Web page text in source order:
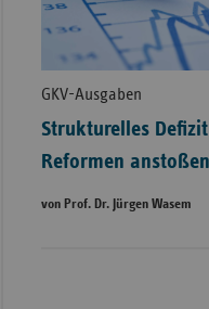
GKV-Ausgaben
Strukturelles
Reformen anstoßen
von Prof. Dr. Jürgen Wasem